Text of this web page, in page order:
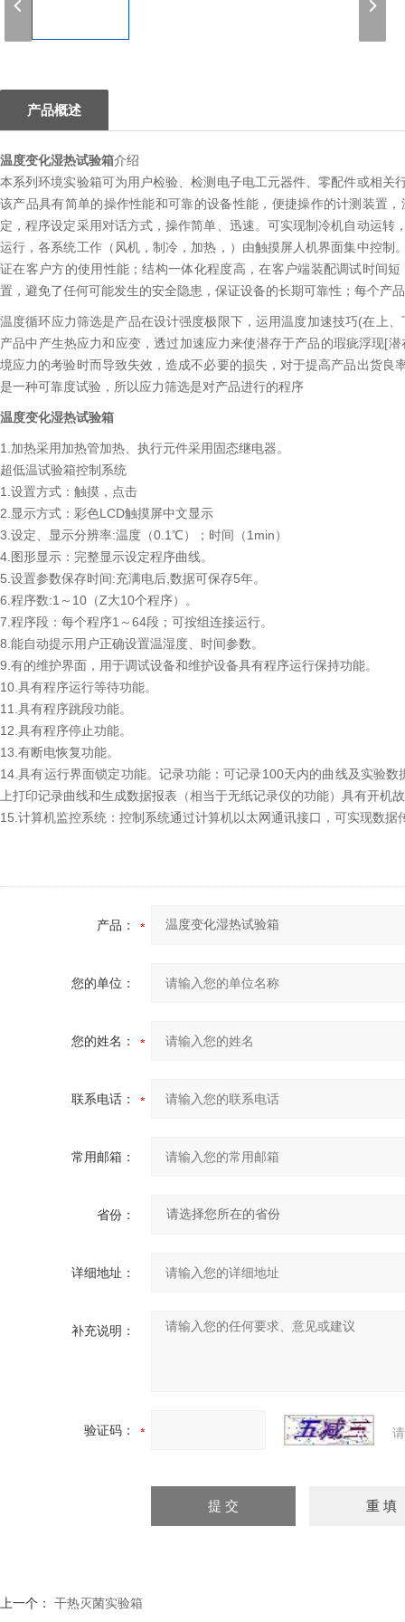
产品概述
温度变化湿热试验箱介绍
本系列环境实验箱可为用户检验、检测电子电工元器件、零配件或相
该产品具有简单的操作性能和可靠的设备性能，便捷操作的计测装置
定，程序设定采用对话方式，操作简单、迅速。可实现制冷机自动运
运行，各系统工作（风机，制冷，加热，）由触摸屏人机界面集中控
证在客户方的使用性能；结构一体化程度高，在客户端装配调试时间
置，避免了任何可能发生的安全隐患，保证设备的长期可靠性；每个产
温度循环应力筛选是产品在设计强度极限下，运用温度加速技巧(在上
产品中产生热应力和应变，透过加速应力来使潜存于产品的瑕疵浮现[
境应力的考验时而导致失效，造成不必要的损失，对于提高产品出货
是一种可靠度试验，所以应力筛选是对产品进行的程序
温度变化湿热试验箱
1.加热采用加热管加热、执行元件采用固态继电器。
超低温试验箱控制系统
1.设置方式：触摸，点击
2.显示方式：彩色LCD触摸屏中文显示
3.设定、显示分辨率:温度（0.1℃）；时间（1min）
4.图形显示：完整显示设定程序曲线。
5.设置参数保存时间:充满电后,数据可保存5年。
6.程序数:1～10（Z大10个程序）。
7.程序段：每个程序1～64段；可按组连接运行。
8.能自动提示用户正确设置温湿度、时间参数。
9.有的维护界面，用于调试设备和维护设备具有程序运行保持功能。
10.具有程序运行等待功能。
11.具有程序跳段功能。
12.具有程序停止功能。
13.有断电恢复功能。
14.具有运行界面锁定功能。记录功能：可记录100天内的曲线及实验
上打印记录曲线和生成数据报表（相当于无纸记录仪的功能）具有开机
15.计算机监控系统：控制系统通过计算机以太网通讯接口，可实现数
产品：
您的单位：
您的姓名：
联系电话：
常用邮箱：
省份：
详细地址：
补充说明：
验证码：
上一个： 干热灭菌实验箱